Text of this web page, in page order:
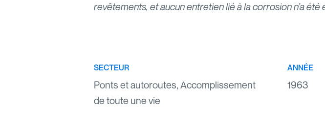
revêtements, et aucun entretien lié à la corrosion n’a été
SECTEUR
Ponts et autoroutes, Accomplissement
de toute une vie
ANNÉE
1963